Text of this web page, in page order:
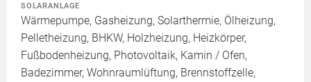
SOLARANLAGE
Wärmepumpe, Gasheizung, Solarthermie, Ölheizung,
Pelletheizung, BHKW, Holzheizung, Heizkörper,
Fußbodenheizung, Photovoltaik, Kamin / Ofen,
Badezimmer, Wohnraumlüftung, Brennstoffzelle,